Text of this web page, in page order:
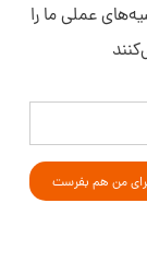
توصیه‌های عملی ما را